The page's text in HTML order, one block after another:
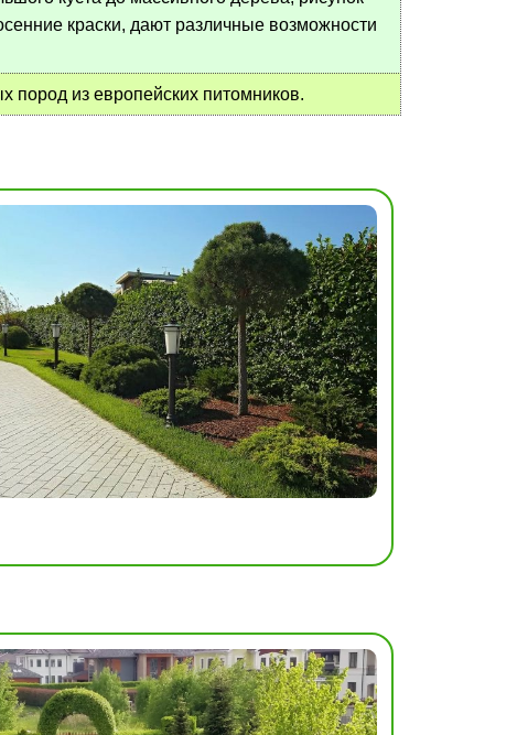
краски, дают различные возможности
пород из европейских питомников.